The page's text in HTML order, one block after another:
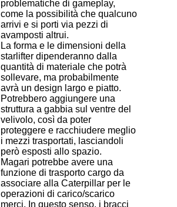
problematiche di gameplay,
come la possibilità che qualcuno
arrivi e si porti via pezzi di
avamposti altrui.
La forma e le dimensioni della
starlifter dipenderanno dalla
quantità di materiale che potrà
sollevare, ma probabilmente
avrà un design largo e piatto.
Potrebbero aggiungere una
struttura a gabbia sul ventre del
velivolo, così da poter
proteggere e racchiudere meglio
i mezzi trasportati, lasciandoli
però esposti allo spazio.
Magari potrebbe avere una
funzione di trasporto cargo da
associare alla Caterpillar per le
operazioni di carico/scarico
merci. In questo senso, i bracci